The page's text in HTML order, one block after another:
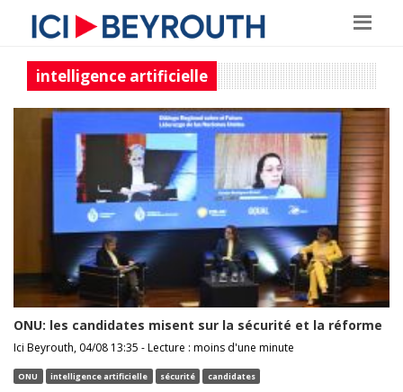
intelligence artificielle
ONU: les candidates misent sur la sécurité et la réforme
Ici Beyrouth, 04/08 13:35 - Lecture : moins d'une minute
ONU intelligence artificielle sécurité candidates